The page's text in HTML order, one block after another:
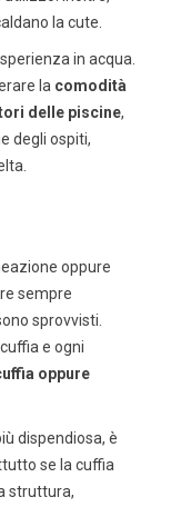
la cute.
in acqua.
la comodità
delle piscine,
degli ospiti,
oppure
sempre
sprovvisti.
e ogni
oppure
dispendiosa, è
se la cuffia
struttura,